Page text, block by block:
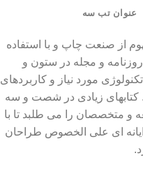
عنوان تب سه
از صنعت چاپ و با استفاده
و مجله در ستون و
مورد نیاز و کاربردهای
کتابهای زیادی در شصت و سه
و متخصصان را می طلبد تا با
ای علی الخصوص طراحان